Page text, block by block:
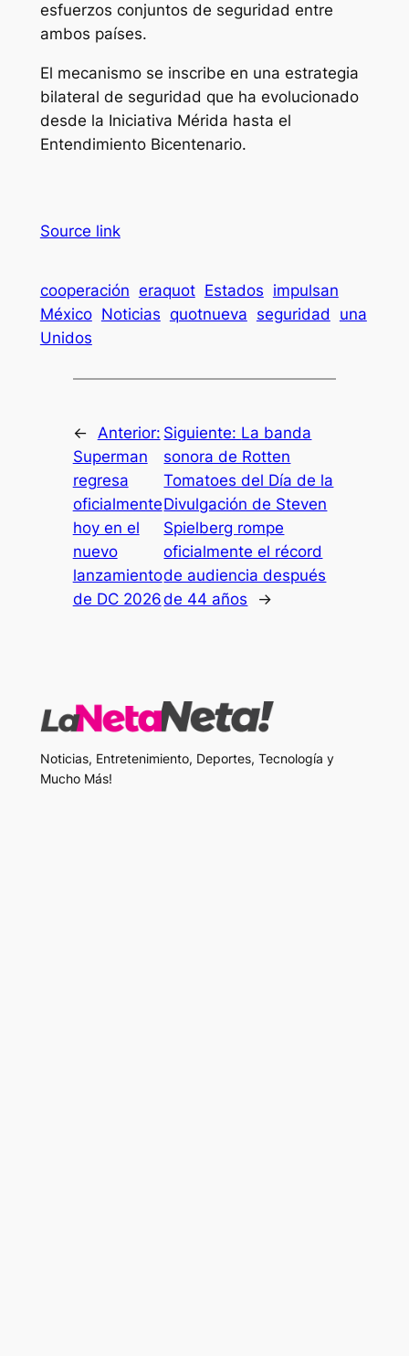
esfuerzos conjuntos de seguridad entre
ambos países.
El mecanismo se inscribe en una estrategia
bilateral de seguridad que ha evolucionado
desde la Iniciativa Mérida hasta el
Entendimiento Bicentenario.
Source link
cooperación eraquot Estados impulsan
México Noticias quotnueva seguridad
una
Unidos
←
Anterior:
Superman
regresa
oficialmente
hoy en el
nuevo
lanzamiento
de DC 2026
Siguiente: La banda
sonora de Rotten
Tomatoes del Día de la
Divulgación de Steven
Spielberg rompe
oficialmente el récord
de audiencia después
de 44 años
→
Noticias, Entretenimiento, Deportes, Tecnología y
Mucho Más!